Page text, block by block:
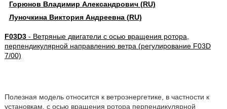
Горюнов Владимир Александрович (RU)
Луночкина Виктория Андреевна (RU)
F03D3- Ветряные двигатели с осью вращения ротора,
перпендикулярной направлению ветра (регулирование F03D
7/00)
Полезная модель относится к ветроэнергетике, в частности к
установкам, с осью вращения ротора перпендикулярной